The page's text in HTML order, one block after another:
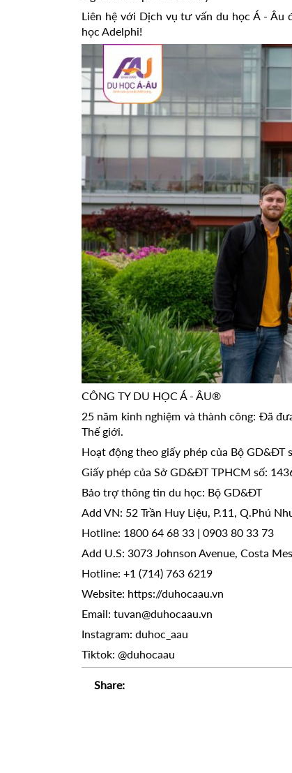
Liên hệ với Dịch vụ tư vấn du học Á -
học Adelphi!
CÔNG TY DU HỌC Á - ÂU®
25 năm kinh nghiệm và thành công: Đã
Thế giới.
Hoạt động theo giấy phép của Bộ GD&ĐT
Giấy phép của Sở GD&ĐT TPHCM số:
Bảo trợ thông tin du học: Bộ GD&ĐT
Add VN: 52 Trần Huy Liệu, P.11, Q.Phú
Hotline: 1800 64 68 33 | 0903 80 33 73
Add U.S: 3073 Johnson Avenue, Costa
Hotline: +1 (714) 763 6219
Website: https://duhocaau.vn
Email: tuvan@duhocaau.vn
Instagram: duhoc_aau
Tiktok: @duhocaau
Share: